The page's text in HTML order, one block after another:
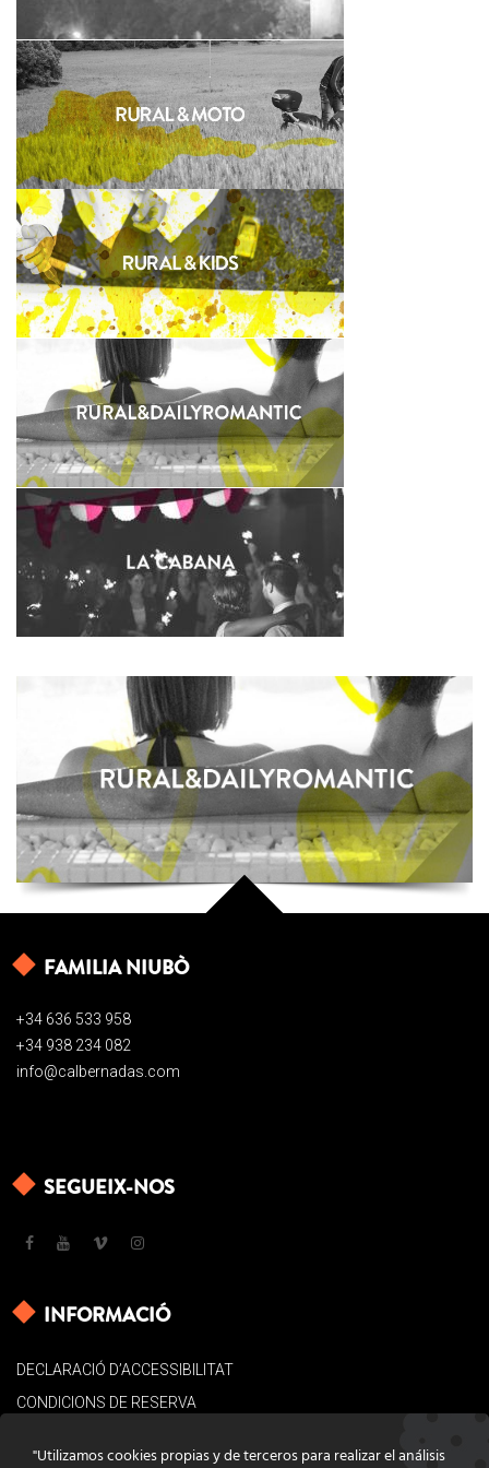
FAMILIA NIUBÒ
+34 636 533 958
+34 938 234 082
info@calbernadas.com
SEGUEIX-NOS
INFORMACIÓ
DECLARACIÓ D’ACCESSIBILITAT
CONDICIONS DE RESERVA
"Utilizamos cookies propias y de terceros para realizar el análisis